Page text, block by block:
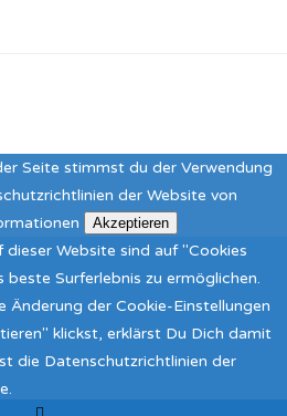
Seite stimmst du der Verwendung
der Website von
Akzeptieren
Website sind auf "Cookies
Surferlebnis zu ermöglichen.
Änderung der Cookie-Einstellungen
klickst, erklärst Du Dich damit
die Datenschutzrichtlinien der